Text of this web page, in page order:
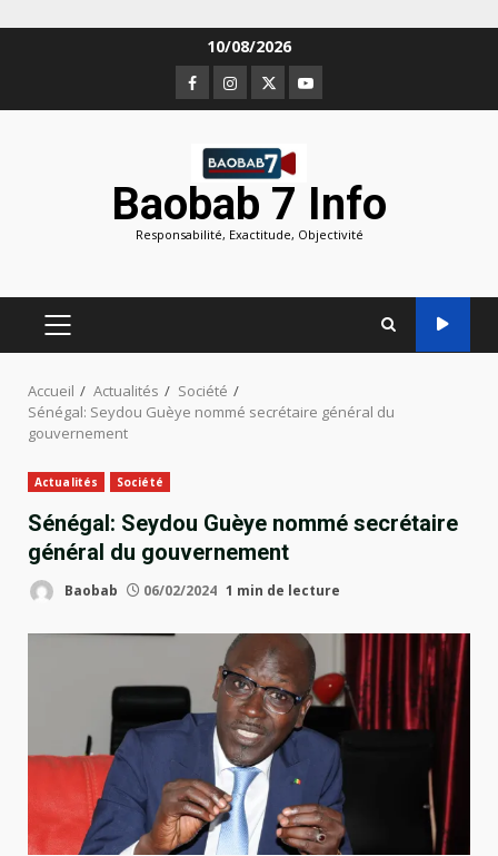
10/08/2026
Facebook
Instagram
TwitterYoutube
Baobab 7 Info
Responsabilité, Exactitude, Objectivité
MENU
PRINCIPAL
Accueil Actualités
Société
Sénégal: Seydou Guèye nommé secrétaire général du
gouvernement
Actualités Société
Sénégal: Seydou Guèye nommé secrétaire
général du gouvernement
Baobab 06/02/2024 1 min de lecture